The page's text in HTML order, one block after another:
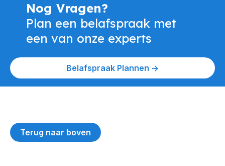
Nog Vragen?
Plan een belafspraak met
een van onze experts
Belafspraak Plannen ->
Terug naar boven